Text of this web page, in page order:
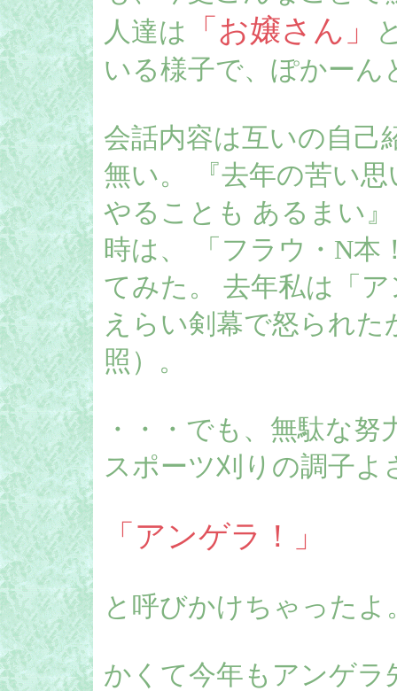
人達は
「お嬢さん」
いる様子で、ぽかーん
会話内容は互いの自己
無い。 『去年の苦い
やることも あるまい
時は、 「フラウ・N本
てみた。 去年私は「
えらい剣幕で怒られた
照）。
・・・でも、無駄な
スポーツ刈りの調子
「アンゲラ！」
と呼びかけちゃったよ
かくて今年もアンゲラ